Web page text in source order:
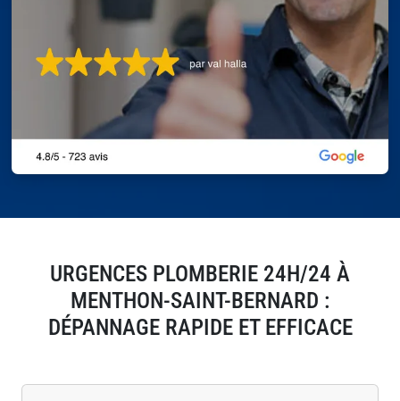
URGENCES PLOMBERIE 24H/24 À
MENTHON-SAINT-BERNARD :
DÉPANNAGE RAPIDE ET EFFICACE